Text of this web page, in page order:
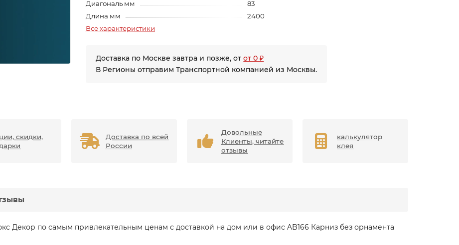
Диагональ мм
83
Длина мм
2400
Все характеристики
Доставка по Москве завтра и позже, отот 0 ₽
В Регионы отправим Транспортной компанией из Москвы.
скидки,
Доставка по всей
России
Довольные
Клиенты, читайте
отзывы
калькулятор
клея
Декор по самым привлекательным ценам с доставкой на дом или в офис AB166 Карниз без орнамента